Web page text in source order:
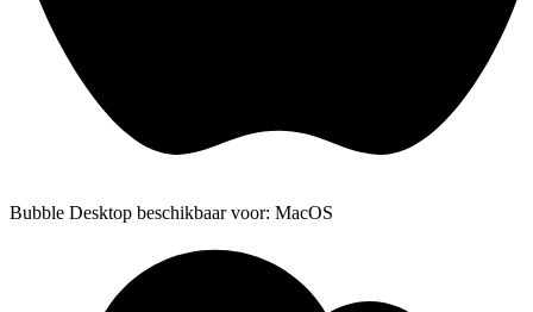
Bubble Desktop beschikbaar voor: MacOS